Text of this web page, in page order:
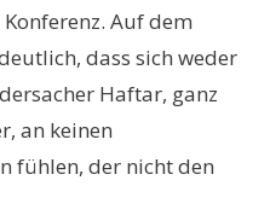
Auf dem
dass sich weder
Haftar, ganz
an keinen
fühlen, der nicht den